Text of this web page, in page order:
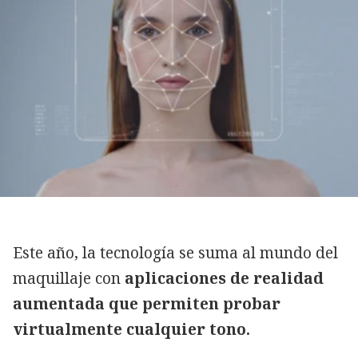
Este año, la tecnología se suma al mundo del
maquillaje con aplicaciones de realidad
aumentada que permiten probar
virtualmente cualquier tono.